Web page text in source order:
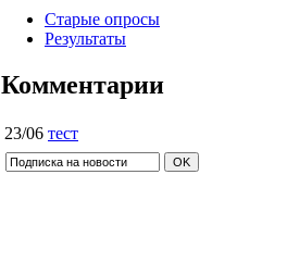
Старые опросы
Результаты
Комментарии
23/06 тест